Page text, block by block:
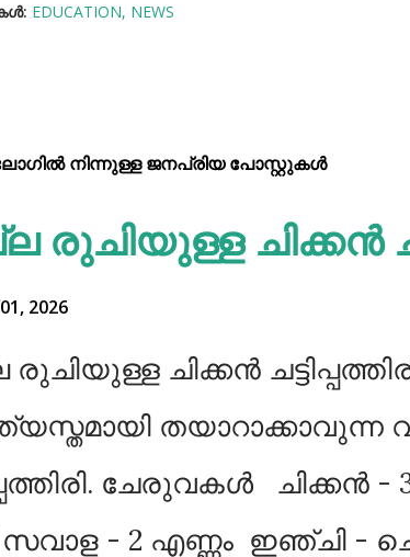
EDUCATION NEWS
നിന്നുള്ള ജനപ്രിയ പോസ്റ്റുകള്‍‌
രുചിയുള്ള ചിക്കൻ
2026
ചിക്കൻ
തയാറാക്കാവുന്ന
ചേരുവകൾ ചിക്കൻ -
സവാള - 2 എണ്ണം ഇഞ്ചി -